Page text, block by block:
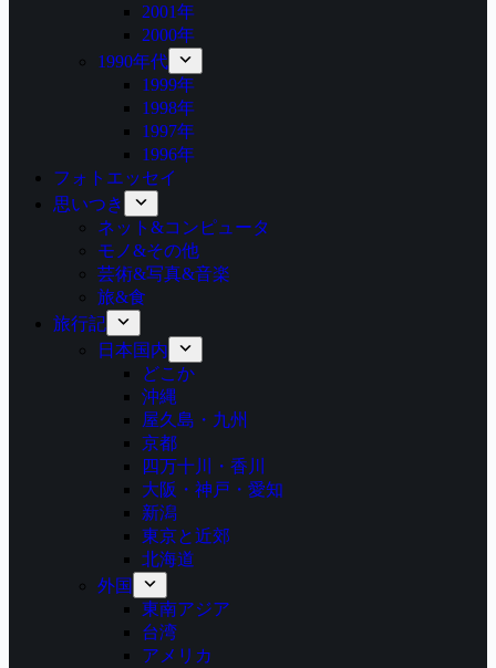
2001年
2000年
1990年代
1999年
1998年
1997年
1996年
フォトエッセイ
思いつき
ネット&コンピュータ
モノ&その他
芸術&写真&音楽
旅&食
旅行記
日本国内
どこか
沖縄
屋久島・九州
京都
四万十川・香川
大阪・神戸・愛知
新潟
東京と近郊
北海道
外国
東南アジア
台湾
アメリカ